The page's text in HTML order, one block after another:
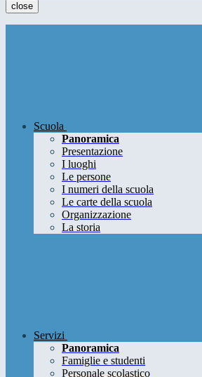
close
Scuola
Panoramica
Presentazione
I luoghi
Le persone
I numeri della scuola
Le carte della scuola
Organizzazione
La storia
Servizi
Panoramica
Famiglie e studenti
Personale scolastico